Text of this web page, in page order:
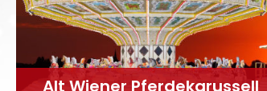
Alt Wiener Pferdekarussell